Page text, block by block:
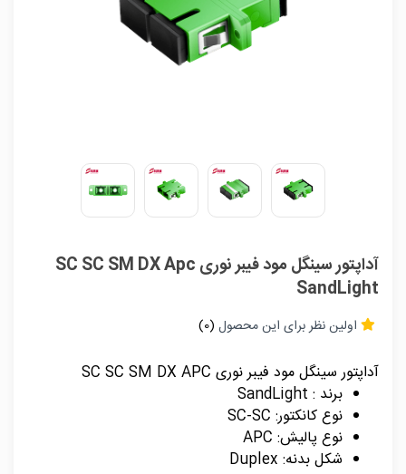
آداپتور سینگل مود فیبر نوری SC SC SM DX Apc
SandLight
اولین نظر برای این محصول (0)
آداپتور سینگل مود فیبر نوری SC SC SM DX APC
برند : SandLight
نوع کانکتور: SC-SC
نوع پالیش: APC
شکل بدنه: Duplex